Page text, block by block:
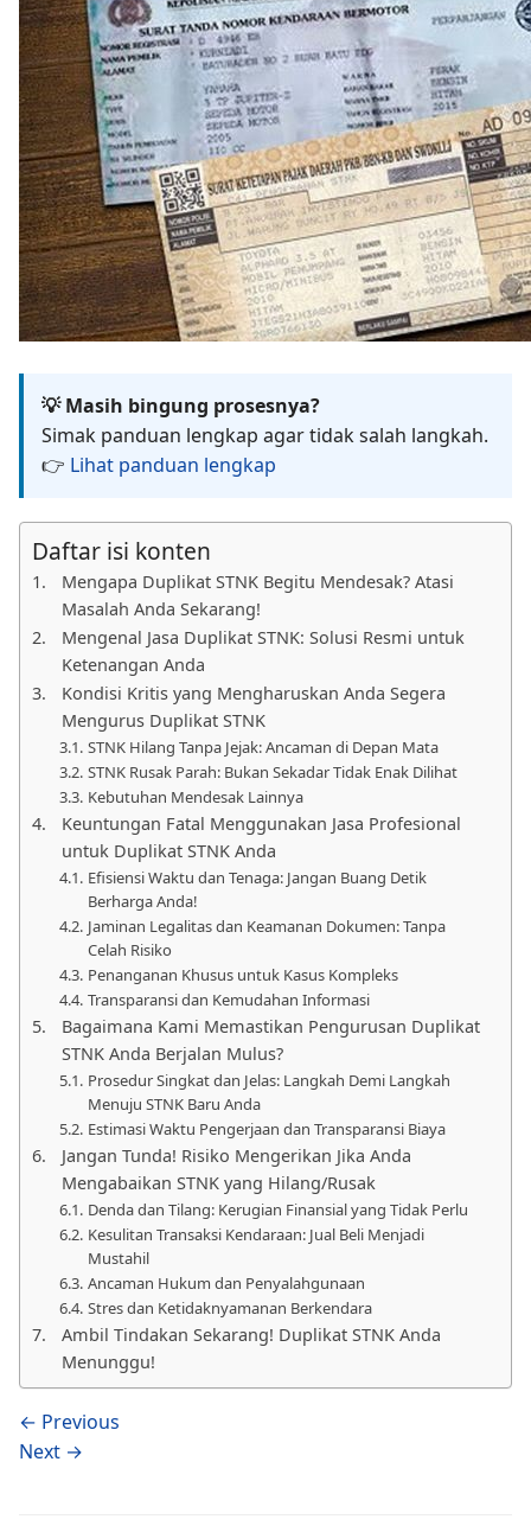
💡 Masih bingung prosesnya?
Simak panduan lengkap agar tidak salah langkah.
👉 Lihat panduan lengkap
Daftar isi konten
Mengapa Duplikat STNK Begitu Mendesak? Atasi
Masalah Anda Sekarang!
Mengenal Jasa Duplikat STNK: Solusi Resmi untuk
Ketenangan Anda
Kondisi Kritis yang Mengharuskan Anda Segera
Mengurus Duplikat STNK
STNK Hilang Tanpa Jejak: Ancaman di Depan Mata
STNK Rusak Parah: Bukan Sekadar Tidak Enak Dilihat
Kebutuhan Mendesak Lainnya
Keuntungan Fatal Menggunakan Jasa Profesional
untuk Duplikat STNK Anda
Efisiensi Waktu dan Tenaga: Jangan Buang Detik
Berharga Anda!
Jaminan Legalitas dan Keamanan Dokumen: Tanpa
Celah Risiko
Penanganan Khusus untuk Kasus Kompleks
Transparansi dan Kemudahan Informasi
Bagaimana Kami Memastikan Pengurusan Duplikat
STNK Anda Berjalan Mulus?
Prosedur Singkat dan Jelas: Langkah Demi Langkah
Menuju STNK Baru Anda
Estimasi Waktu Pengerjaan dan Transparansi Biaya
Jangan Tunda! Risiko Mengerikan Jika Anda
Mengabaikan STNK yang Hilang/Rusak
Denda dan Tilang: Kerugian Finansial yang Tidak Perlu
Kesulitan Transaksi Kendaraan: Jual Beli Menjadi
Mustahil
Ancaman Hukum dan Penyalahgunaan
Stres dan Ketidaknyamanan Berkendara
Ambil Tindakan Sekarang! Duplikat STNK Anda
Menunggu!
← Previous
Next →